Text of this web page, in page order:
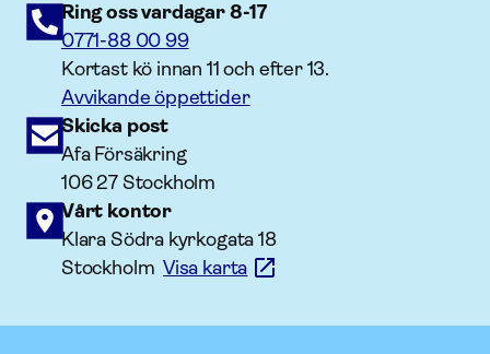
Ring oss vardagar 8-17
0771-88 00 99
Kortast kö innan 11 och efter 13.
Avvikande öppettider
Skicka post
Afa Försäkring
106 27 Stockholm
Vårt kontor
Klara Södra kyrkogata 18
StockholmVisa karta